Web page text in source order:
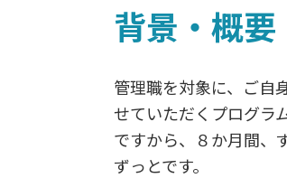
背景・概要
管理職を対象に、ご自
せていただくプログラ
ですから、８か月間、
ずっとです。